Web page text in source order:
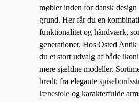
møbler inden for dansk design
grund. Her får du en
funktionalitet og håndværk,
generationer. Hos Osted
du et stort udvalg af både
mere sjældne modeller.
bredt: fra elegante
lænestole og karakterfulde